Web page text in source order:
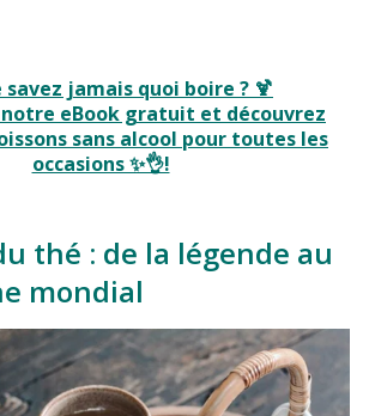
savez jamais quoi boire ? 🍹
eBook gratuit et découvrez
sans alcool pour toutes les
occasions ✨👌!
thé : de la légende au
mondial